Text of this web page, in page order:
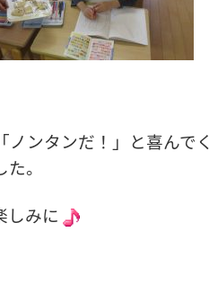
ンタンだ！」と喜んでく
。
しみに